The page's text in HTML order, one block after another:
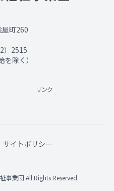
町260
）2515
除く）
リンク
サイトポリシー
事業団 All Rights Reserved.